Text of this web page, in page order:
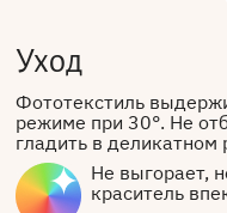
Уход
Фототекстиль
режиме при 30°. Не
гладить в
Не выгорает,
краситель